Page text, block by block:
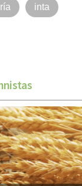
inta